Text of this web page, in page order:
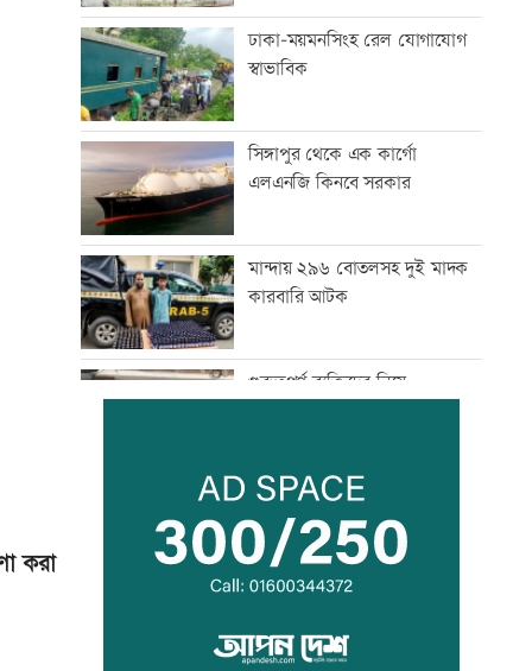
করা
ঢাকা-ময়মনসিংহ রেল যোগাযোগ
স্বাভাবিক
সিঙ্গাপুর থেকে এক কার্গো
এলএনজি কিনবে সরকার
মান্দায় ২৯৬ বোতলসহ দুই মাদক
কারবারি আটক
গুরুত্বপূর্ণ ব্যক্তিদের নিয়ে
নিরাপত্তা পেলে দেশে ফিরতে চান
সাকিব
নেই: ক্রীড়া প্রতিমন্ত্রী